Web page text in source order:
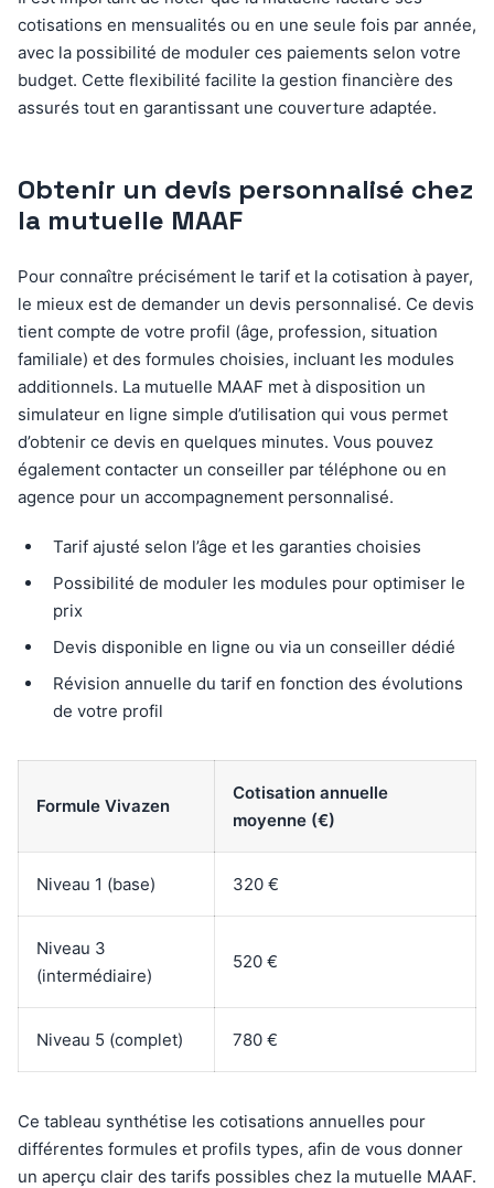
cotisations en mensualités ou en une seule fois par année,
avec la possibilité de moduler ces paiements selon votre
budget. Cette flexibilité facilite la gestion financière des
assurés tout en garantissant une couverture adaptée.
Obtenir un devis personnalisé chez
la mutuelle MAAF
Pour connaître précisément le tarif et la cotisation à payer,
le mieux est de demander un devis personnalisé. Ce devis
tient compte de votre profil (âge, profession, situation
familiale) et des formules choisies, incluant les modules
additionnels. La mutuelle MAAF met à disposition un
simulateur en ligne simple d’utilisation qui vous permet
d’obtenir ce devis en quelques minutes. Vous pouvez
également contacter un conseiller par téléphone ou en
agence pour un accompagnement personnalisé.
Tarif ajusté selon l’âge et les garanties choisies
Possibilité de moduler les modules pour optimiser le
prix
Devis disponible en ligne ou via un conseiller dédié
Révision annuelle du tarif en fonction des évolutions
de votre profil
Formule Vivazen
Cotisation annuelle
moyenne (€)
Niveau 1 (base) 320 €
Niveau 3
(intermédiaire)
520 €
Niveau 5 (complet) 780 €
Ce tableau synthétise les cotisations annuelles pour
différentes formules et profils types, afin de vous donner
un aperçu clair des tarifs possibles chez la mutuelle MAAF.